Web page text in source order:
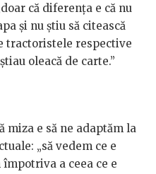
că diferența e că nu
și nu știu să citească
tractoristele respective
oleacă de carte.”
miza e să ne adaptăm la
„să vedem ce e
a ceea ce e